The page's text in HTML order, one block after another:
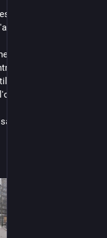
dont Pauline de la
forment une
une quinzaine de
de 1860 kg !
que la